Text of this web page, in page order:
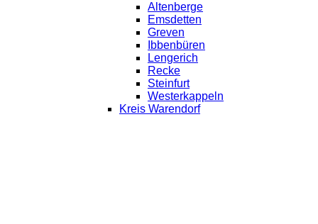
Altenberge
Emsdetten
Greven
Ibbenbüren
Lengerich
Recke
Steinfurt
Westerkappeln
Kreis Warendorf